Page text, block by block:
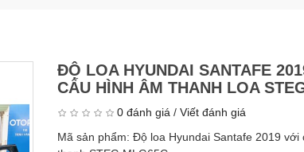
ĐỘ LOA HYUNDAI SANTAFE
CẤU HÌNH ÂM THANH LOA
0 đánh giá / Viết đánh giá
Mã sản phẩm: Độ loa Hyundai Santafe 2019 với